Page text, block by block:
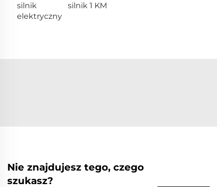
silnik
elektryczny
silnik 1 KM
Nie znajdujesz tego, czego
szukasz?